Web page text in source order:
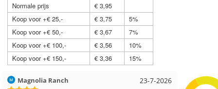
Normale prijs
€ 3,95
Koop voor +€ 25,-
€ 3,75
5%
Koop voor +€ 50,-
€ 3,67
7%
Koop voor +€ 100,-
€ 3,56
10%
Koop voor +€ 150,-
€ 3,36 15%
17-7-2026
Hilde uit Loyers Loes uit